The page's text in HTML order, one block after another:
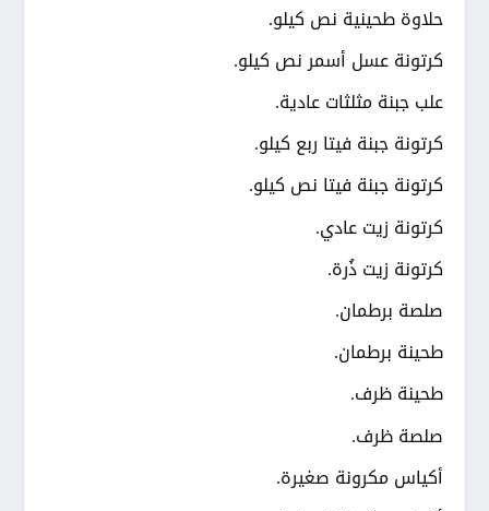
حلاوة طحينية نص كيلو.
كرتونة عسل أسمر نص كيلو.
علب جبنة مثلثات عادية.
كرتونة جبنة فيتا ربع كيلو.
كرتونة جبنة فيتا نص كيلو.
كرتونة زيت عادي.
كرتونة زيت ذُرة.
صلصة برطمان.
طحينة برطمان.
طحينة ظرف.
صلصة ظرف.
أكياس مكرونة صغيرة.